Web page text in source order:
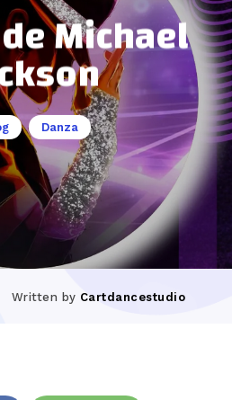
Michael
Danza
Written by Cartdancestudio